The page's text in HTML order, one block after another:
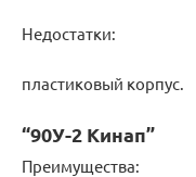
Недостатки:
пластиковый корпус.
“90У-2 Кинап”
Преимущества: